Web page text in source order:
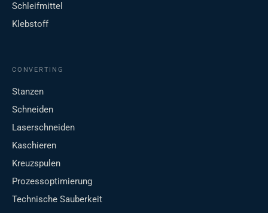
Schleifmittel
Klebstoff
CONVERTING
Stanzen
Schneiden
Laserschneiden
Kaschieren
Kreuzspulen
Prozessoptimierung
Technische Sauberkeit